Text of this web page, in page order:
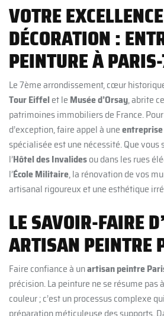
VOTRE
DÉCORATION :
PEINTURE À
Le 7ème arrondissement, cœur
Tour Eiffelet le Musée d’Orsay, abrite
patrimoines immobiliers de France.
d’exception, faire appel à une
spécialisée est une nécessité. Que vous
l’Hôtel des Invalidesou dans les rues
l’École Militaire, la rénovation de vos
artisanal rigoureux et une esthétique
LE SAVOIR-FAIRE
ARTISAN PEINTRE
Faire confiance à unartisan peintre
précision. La peinture ne se résume pas
couleur ; c’est un processus complexe